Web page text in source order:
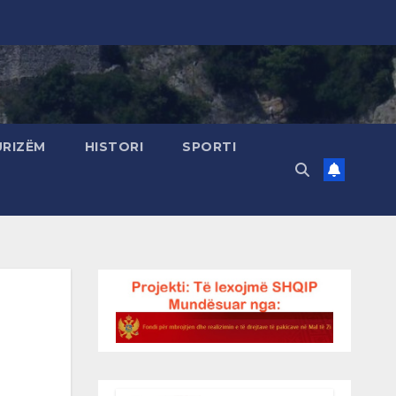
HISTORI SPORTI